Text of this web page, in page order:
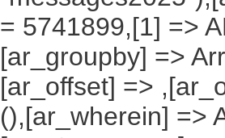
= 5741899,[1] =>
[ar_groupby] =>
[ar_offset] =>
(),[ar_wherein] =>